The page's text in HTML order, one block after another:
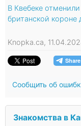
В Квебеке
британской
Knopka.ca,
Сообщить об
Знакомства в